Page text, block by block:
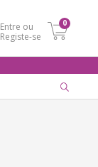
Entre ou
Registe-se
0